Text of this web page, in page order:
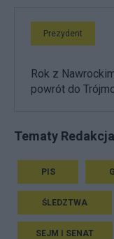
Prezydent
Rok z
powrót do
Tematy Redakcja
PIS
ŚLEDZTWA
SEJM I SENAT